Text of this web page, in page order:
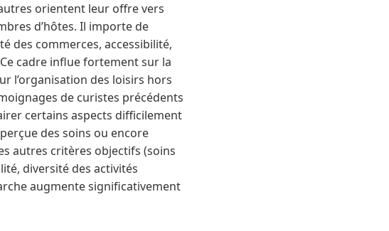
orientent leur offre vers
d’hôtes. Il importe de
des commerces, accessibilité,
cadre influe fortement sur la
l’organisation des loisirs hors
de curistes précédents
certains aspects difficilement
des soins ou encore
autres critères objectifs (soins
diversité des activités
augmente significativement